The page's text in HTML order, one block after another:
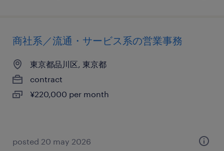
商社系／流通・サービス系の営業事務
東京都品川区, 東京都
contract
¥220,000 per month
posted 20 may 2026